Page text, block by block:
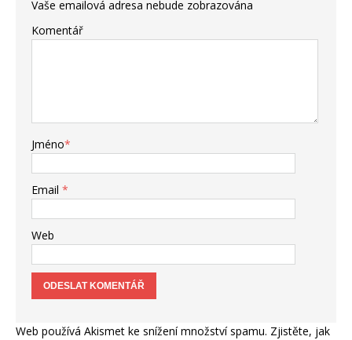
Vaše emailová adresa nebude zobrazována
Komentář
Jméno*
Email *
Web
Web používá Akismet ke snížení množství spamu. Zjistěte, jak